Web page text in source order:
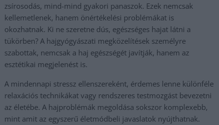
zsírosodás, mind-mind gyakori panaszok. Ezek nemcsak
kellemetlenek, hanem önértékelési problémákat is
okozhatnak. Ki ne szeretne dús, egészséges hajat látni a
tükörben? A hajgyógyászati megközelítések személyre
szabottak, nemcsak a haj egészségét javítják, hanem az
esztétikai megjelenést is.
A mindennapi stressz ellenszereként, érdemes lenne különféle
relaxációs technikákat vagy rendszeres testmozgást bevezetni
az életébe. A hajproblémák megoldása sokszor komplexebb,
mint amit az egyszerű életmódbeli javaslatok nyújthatnak.